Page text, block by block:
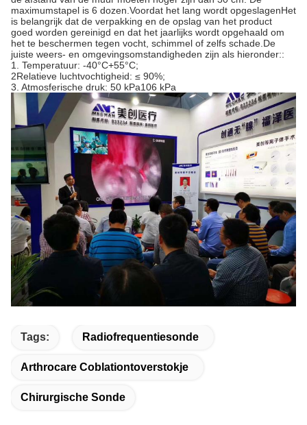
maximumstapel is 6 dozen.Voordat het lang wordt opgeslagenHet
is belangrijk dat de verpakking en de opslag van het product
goed worden gereinigd en dat het jaarlijks wordt opgehaald om
het te beschermen tegen vocht, schimmel of zelfs schade.De
juiste weers- en omgevingsomstandigheden zijn als hieronder::
1. Temperatuur: -40°C+55°C;
2Relatieve luchtvochtigheid: ≤ 90%;
3. Atmosferische druk: 50 kPa106 kPa
Tags: Radiofrequentiesonde
Arthrocare Coblationtoverstokje
Chirurgische Sonde